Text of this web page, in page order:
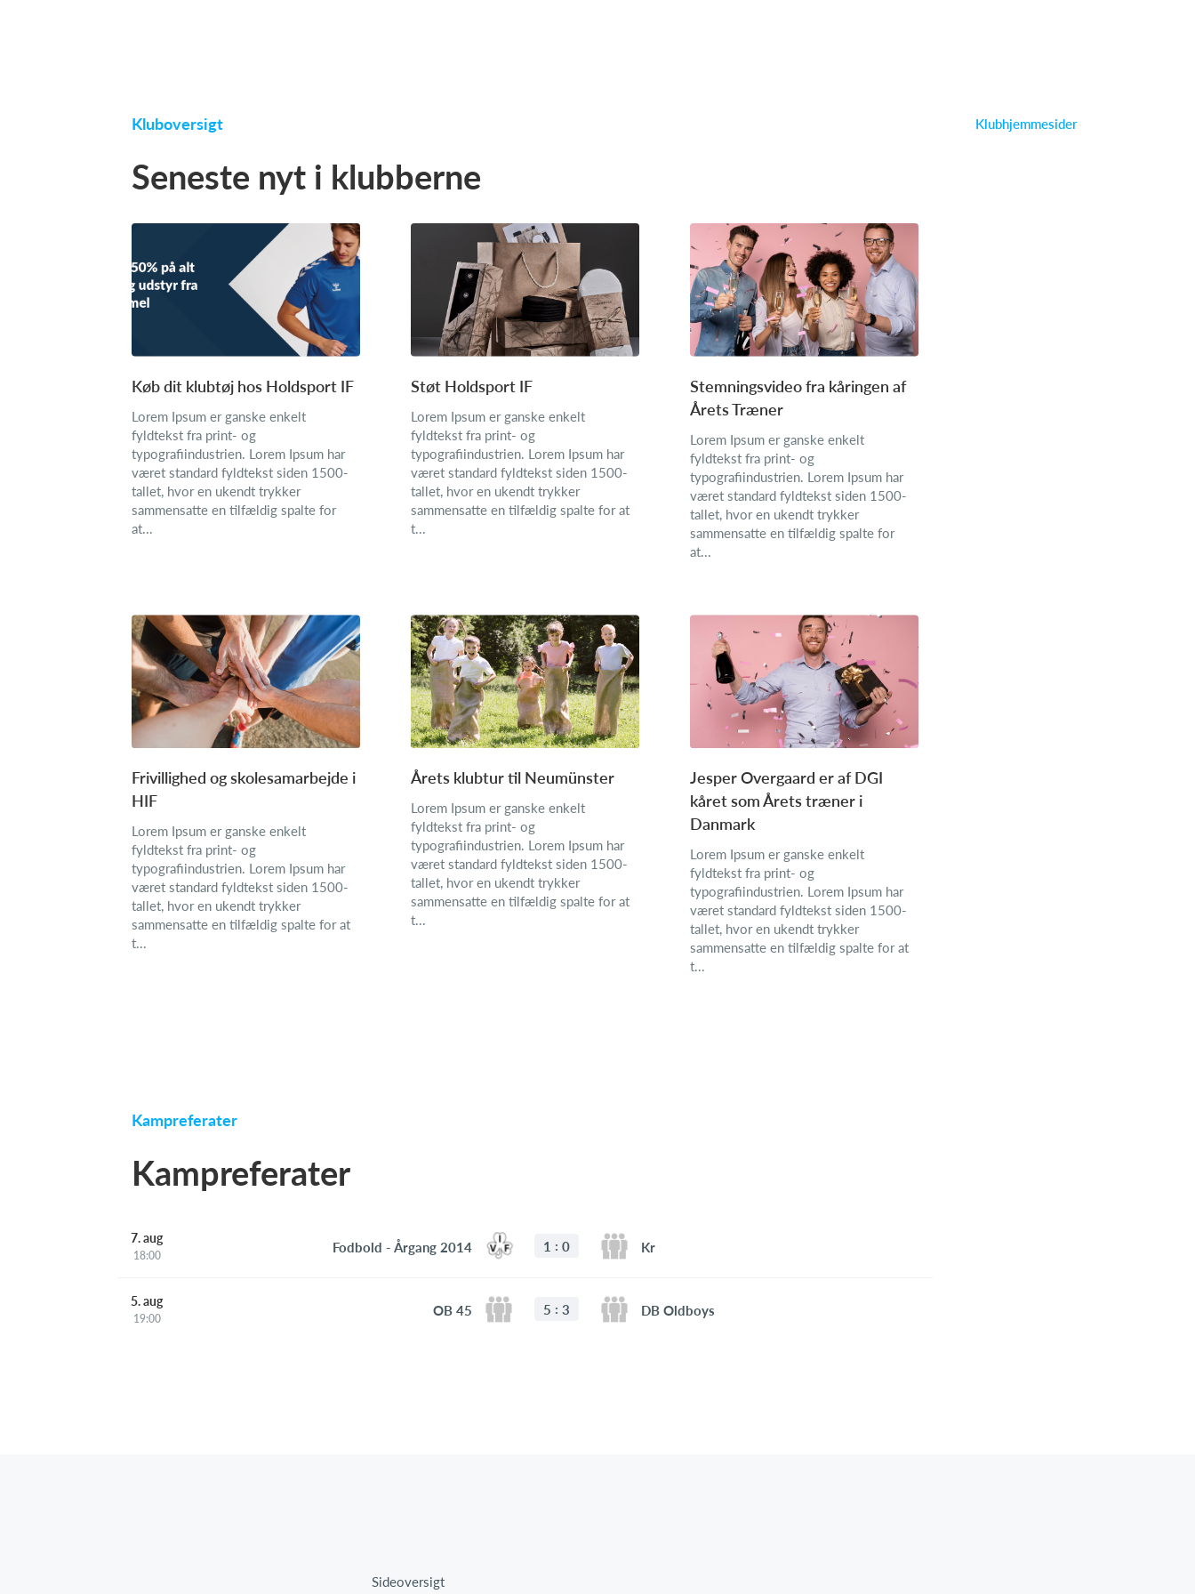
Kluboversigt
Seneste nyt i klubberne
Køb dit klubtøj hos Holdsport IF
Lorem Ipsum er ganske enkelt
fyldtekst fra print- og
typografiindustrien. Lorem Ipsum har
været standard fyldtekst siden 1500-
tallet, hvor en ukendt trykker
sammensatte en tilfældig spalte for
at...
Støt Holdsport IF
Lorem Ipsum er ganske enkelt
fyldtekst fra print- og
typografiindustrien. Lorem Ipsum har
været standard fyldtekst siden 1500-
tallet, hvor en ukendt trykker
sammensatte en tilfældig spalte for at
t...
Stemningsvideo fra kåringen af
Årets Træner
Lorem Ipsum er ganske enkelt
fyldtekst fra print- og
typografiindustrien. Lorem Ipsum har
været standard fyldtekst siden 1500-
tallet, hvor en ukendt trykker
sammensatte en tilfældig spalte for
at...
Frivillighed og skolesamarbejde i
HIF
Lorem Ipsum er ganske enkelt
fyldtekst fra print- og
typografiindustrien. Lorem Ipsum har
været standard fyldtekst siden 1500-
tallet, hvor en ukendt trykker
sammensatte en tilfældig spalte for at
t...
Årets klubtur til Neumünster
Lorem Ipsum er ganske enkelt
fyldtekst fra print- og
typografiindustrien. Lorem Ipsum har
været standard fyldtekst siden 1500-
tallet, hvor en ukendt trykker
sammensatte en tilfældig spalte for at
t...
Jesper Overgaard er af DGI
kåret som Årets træner i
Danmark
Lorem Ipsum er ganske enkelt
fyldtekst fra print- og
typografiindustrien. Lorem Ipsum har
været standard fyldtekst siden 1500-
tallet, hvor en ukendt trykker
sammensatte en tilfældig spalte for at
t...
Kampreferater
Kampreferater
7. aug
18:00 Fodbold - Årgang 2014 1 : 0 Kr
5. aug
19:00 OB 45 5 : 3 DB Oldboys
Klubhjemmesider
Sideoversigt